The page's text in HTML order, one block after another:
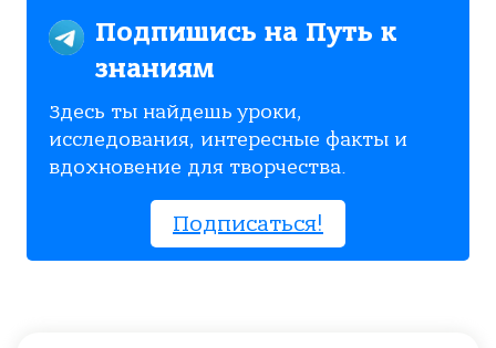
Подпишись на Путь к
знаниям
Здесь ты найдешь уроки,
исследования, интересные факты и
вдохновение для творчества.
Подписаться!